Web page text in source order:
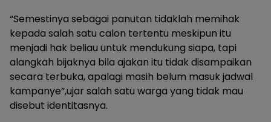
“Semestinya sebagai panutan tidaklah memihak
kepada salah satu calon tertentu meskipun itu
menjadi hak beliau untuk mendukung siapa, tapi
alangkah bijaknya bila ajakan itu tidak disampaikan
secara terbuka, apalagi masih belum masuk jadwal
kampanye”,ujar salah satu warga yang tidak mau
disebut identitasnya.